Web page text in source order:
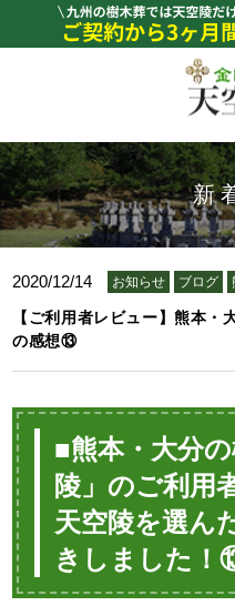
新
2020/12/14 お知らせ ブログ
【ご利用者レビュー】熊本・
の感想⑬
■熊本・大分
陵」のご利用
天空陵を選ん
きしました